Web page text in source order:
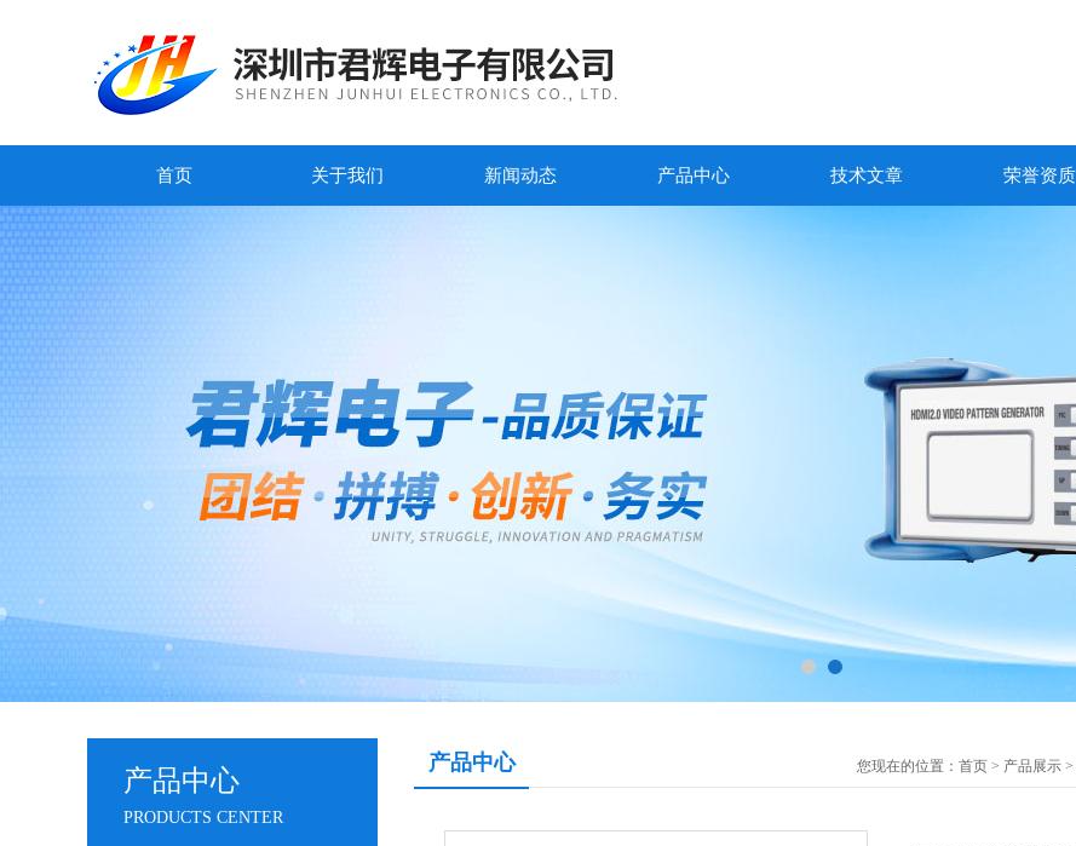
首页 关于我们 新闻动态 产品中心 技术文章 荣誉资质
产品中心
PRODUCTS CENTER
产品中心 您现在的位置： 首页 > 产品展示 >